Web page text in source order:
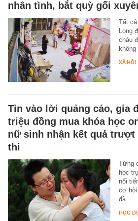
nhân tình, bắt quỳ gối
Tất
Long
cháu
XÃ HỘI
Tin vào lời quảng cáo, gia
triệu đồng mua khóa học
nữ sinh nhận kết quả trượt
thi
Từng
học
nổi
cơ hội
đã…
HỌC